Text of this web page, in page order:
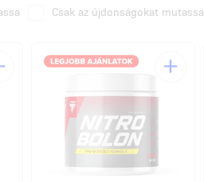
Csak az újdonságokat mutassa